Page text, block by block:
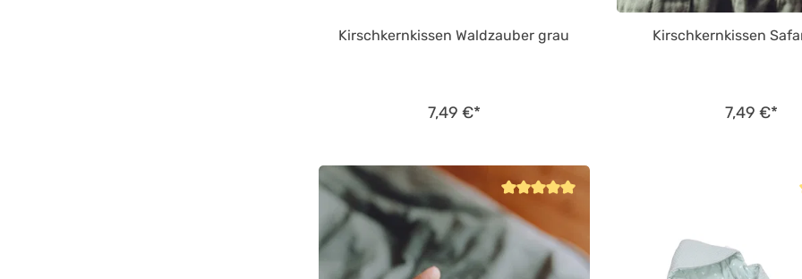
Kirschkernkissen Waldzauber grau
7,49 €*
Kirschkernkissen
7,49 €*
Durchschnittliche Bewertung von 5 von 5 Sternen